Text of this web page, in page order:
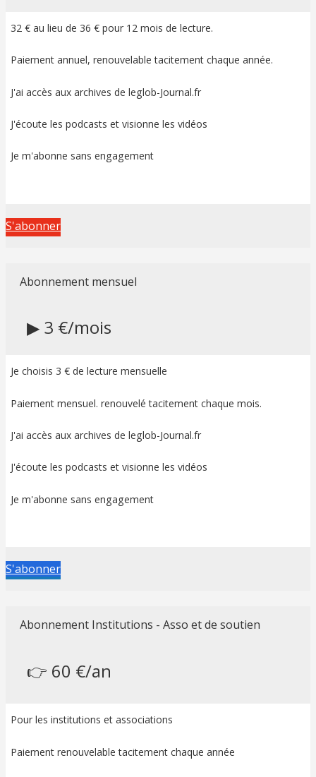
32 € au lieu de 36 € pour 12 mois de lecture.
Paiement annuel, renouvelable tacitement chaque année.
J'ai accès aux archives de leglob-Journal.fr
J'écoute les podcasts et visionne les vidéos
Je m'abonne sans engagement
S'abonner
Abonnement mensuel
▶ 3 €/mois
Je choisis 3 € de lecture mensuelle
Paiement mensuel. renouvelé tacitement chaque mois.
J'ai accès aux archives de leglob-Journal.fr
J'écoute les podcasts et visionne les vidéos
Je m'abonne sans engagement
S'abonner
Abonnement Institutions - Asso et de soutien
👉 60 €/an
Pour les institutions et associations
Paiement renouvelable tacitement chaque année